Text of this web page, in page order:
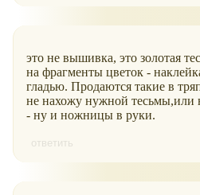
это не вышивка, это золотая
на фрагменты цветок -
гладью. Продаются такие в
не нахожу нужной тесьмы,или
- ну и ножницы в руки.
ответить